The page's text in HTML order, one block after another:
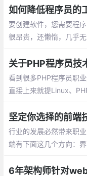
如何降低程序员的
要创建软件，您需要程
很昂贵，还懒惰，几乎
每月支付一次工资。当
是更好。然而，有时他
薪水过低并且退出了
关于PHP程序员技
看到很多PHP程序员职
直接上来就提Linux、
就直接上手搭环境、做
坚定你选择的前端
行业的发展必然带来职
端有下面这几个方向：
6年架构师针对